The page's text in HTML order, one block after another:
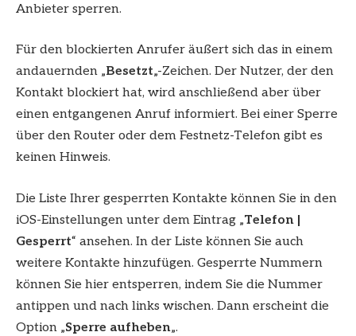
Anbieter sperren.
Für den blockierten Anrufer äußert sich das in einem
andauernden „Besetzt„-Zeichen. Der Nutzer, der den
Kontakt blockiert hat, wird anschließend aber über
einen entgangenen Anruf informiert. Bei einer Sperre
über den Router oder dem Festnetz-Telefon gibt es
keinen Hinweis.
Die Liste Ihrer gesperrten Kontakte können Sie in den
iOS-Einstellungen unter dem Eintrag „Telefon |
Gesperrt“ ansehen. In der Liste können Sie auch
weitere Kontakte hinzufügen. Gesperrte Nummern
können Sie hier entsperren, indem Sie die Nummer
antippen und nach links wischen. Dann erscheint die
Option „Sperre aufheben„.